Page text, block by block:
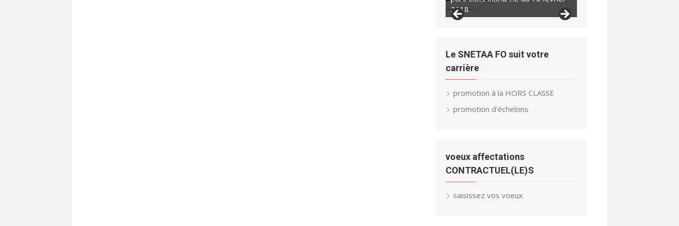
2018
2018
Le SNETAA FO suit votre
carrière
promotion à la HORS CLASSE
promotion d’échelons
voeux affectations
CONTRACTUEL(LE)S
saisissez vos voeux